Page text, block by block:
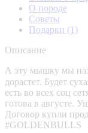
О породе
Советы
Подарки (1)
Описание
А эту мышку мы
дорастет. Будет
есть во всех соц
готова в августе.
Договор купли
#GOLDENBULLS